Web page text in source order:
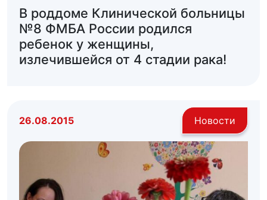
В роддоме Клинической больницы
№8 ФМБА России родился
ребенок у женщины,
излечившейся от 4 стадии рака!
26.08.2015 Новости